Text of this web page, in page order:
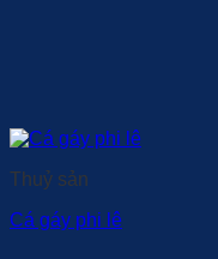
Thuỷ sản
Cá gáy phi lê